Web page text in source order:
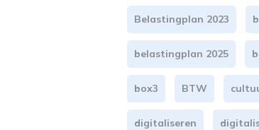
Belastingplan 2023
belastingplan 2025
box3 BTW
digitaliseren